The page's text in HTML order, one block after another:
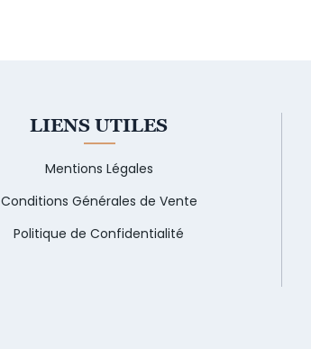
LIENS UTILES
Mentions Légales
Conditions Générales de Vente
Politique de Confidentialité